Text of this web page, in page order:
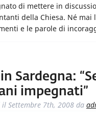
di mettere in
della Chiesa. Né
e le parole di
in Sardegna:
impegnati”
il Settembre 7th, 2008 da